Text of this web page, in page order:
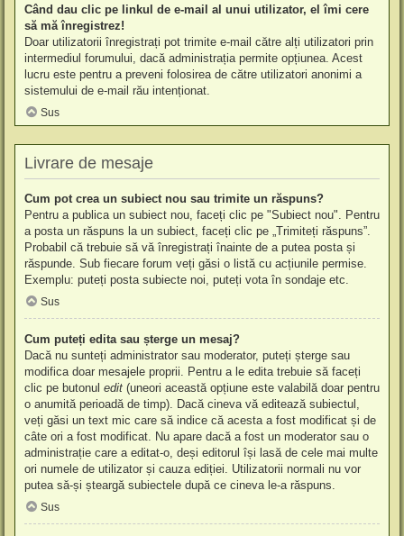
Când dau clic pe linkul de e-mail al unui utilizator, el îmi cere
să mă înregistrez!
Doar utilizatorii înregistrați pot trimite e-mail către alți utilizatori prin
intermediul forumului, dacă administrația permite opțiunea. Acest
lucru este pentru a preveni folosirea de către utilizatori anonimi a
sistemului de e-mail rău intenționat.
Sus
Livrare de mesaje
Cum pot crea un subiect nou sau trimite un răspuns?
Pentru a publica un subiect nou, faceți clic pe "Subiect nou". Pentru
a posta un răspuns la un subiect, faceți clic pe „Trimiteți răspuns”.
Probabil că trebuie să vă înregistrați înainte de a putea posta și
răspunde. Sub fiecare forum veți găsi o listă cu acțiunile permise.
Exemplu: puteți posta subiecte noi, puteți vota în sondaje etc.
Sus
Cum puteți edita sau șterge un mesaj?
Dacă nu sunteți administrator sau moderator, puteți șterge sau
modifica doar mesajele proprii. Pentru a le edita trebuie să faceți
clic pe butonul edit (uneori această opțiune este valabilă doar pentru
o anumită perioadă de timp). Dacă cineva vă editează subiectul,
veți găsi un text mic care să indice că acesta a fost modificat și de
câte ori a fost modificat. Nu apare dacă a fost un moderator sau o
administrație care a editat-o, deși editorul își lasă de cele mai multe
ori numele de utilizator și cauza ediției. Utilizatorii normali nu vor
putea să-și șteargă subiectele după ce cineva le-a răspuns.
Sus